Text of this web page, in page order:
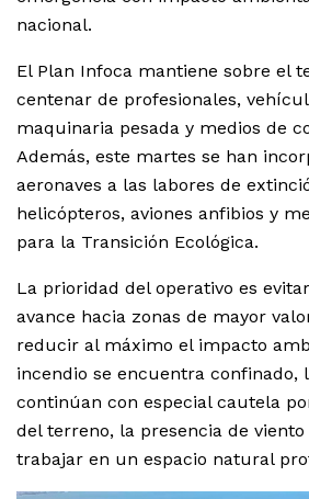
nacional.
El Plan Infoca mantiene sobre el
centenar de profesionales,
maquinaria pesada y medios de
Además, este martes se han
aeronaves a las labores de
helicópteros, aviones anfibios y
para la Transición Ecológica.
La prioridad del operativo es
avance hacia zonas de mayor
reducir al máximo el impacto
incendio se encuentra confinado,
continúan con especial cautela
del terreno, la presencia de
trabajar en un espacio natural